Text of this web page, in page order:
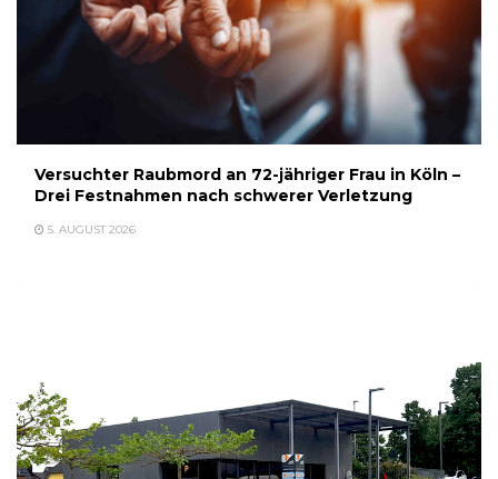
Versuchter Raubmord an 72-jähriger Frau in Köln –
Drei Festnahmen nach schwerer Verletzung
5. AUGUST 2026